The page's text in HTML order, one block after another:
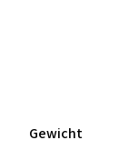
Gewicht